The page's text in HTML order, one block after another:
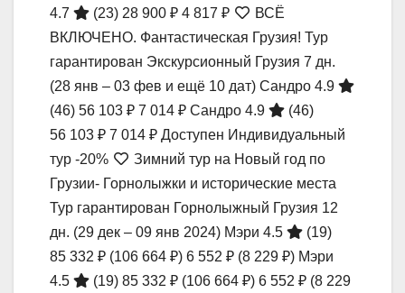
4.7
(23) 28 900 ₽ 4 817 ₽
ВСЁ
ВКЛЮЧЕНО. Фантастическая Грузия! Тур
гарантирован Экскурсионный Грузия 7 дн.
(28 янв – 03 фев и ещё 10 дат) Сандро 4.9
(46) 56 103 ₽ 7 014 ₽ Сандро 4.9
(46)
56 103 ₽ 7 014 ₽ Доступен Индивидуальный
тур -20%
Зимний тур на Новый год по
Грузии- Горнолыжки и исторические места
Тур гарантирован Горнолыжный Грузия 12
дн. (29 дек – 09 янв 2024) Мэри 4.5
(19)
85 332 ₽ (106 664 ₽) 6 552 ₽ (8 229 ₽) Мэри
4.5
(19) 85 332 ₽ (106 664 ₽) 6 552 ₽ (8 229